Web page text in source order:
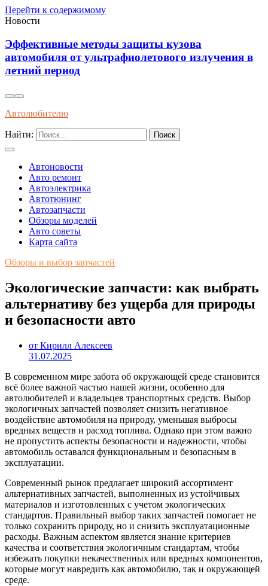
Перейти к содержимому
Новости
Эффективные методы защиты кузова
автомобиля от ультрафиолетового излучения в
летний период
Автолюбителю
Найти:
Автоновости
Авто ремонт
Автоэлектрика
Автотюнинг
Автозапчасти
Обзоры моделей
Авто советы
Карта сайта
Обзоры и выбор запчастей
Экологические запчасти: как выбрать
альтернативу без ущерба для природы
и безопасности авто
от Кирилл Алексеев
31.07.2025
В современном мире забота об окружающей среде становится
всё более важной частью нашей жизни, особенно для
автолюбителей и владельцев транспортных средств. Выбор
экологичных запчастей позволяет снизить негативное
воздействие автомобиля на природу, уменьшая выбросы
вредных веществ и расход топлива. Однако при этом важно
не пропустить аспекты безопасности и надежности, чтобы
автомобиль оставался функциональным и безопасным в
эксплуатации.
Современный рынок предлагает широкий ассортимент
альтернативных запчастей, выполненных из устойчивых
материалов и изготовленных с учетом экологических
стандартов. Правильный выбор таких запчастей помогает не
только сохранить природу, но и снизить эксплуатационные
расходы. Важным аспектом является знание критериев
качества и соответствия экологичным стандартам, чтобы
избежать покупки некачественных или вредных компонентов,
которые могут навредить как автомобилю, так и окружающей
среде.